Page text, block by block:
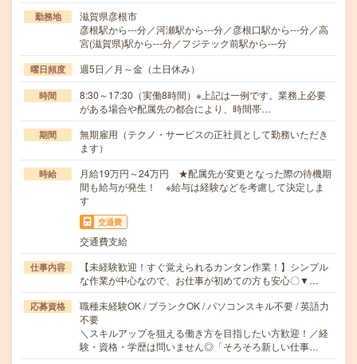
勤務地
滋賀県彦根市
彦根駅から---分／河瀬駅から---分／彦根口駅から---分／高
宮(滋賀県)駅から---分／フジテック前駅から---分
曜日頻度 週5日／月～金（土日休み）
時間
8:30～17:30（実働8時間）※上記は一例です。業務上必要
がある場合や配属先の都合により、時間帯…
期間
無期雇用（テクノ・サービスの正社員として勤務いただき
ます）
時給
月給19万円～24万円 ★配属先が変更となった際の待機期
間も給与が発生！ ※給与は経験などを考慮して決定しま
す
交通費
交通費支給
仕事内容
【未経験歓迎！すぐ覚えられるカンタン作業！】シンプル
な作業が中心なので、お仕事が初めての方も安心〇▼…
応募資格
職種未経験OK / ブランクOK / パソコンスキル不要 / 英語力
不要
＼スキルアップを狙える働き方を目指したい方歓迎！／経
験・資格・学歴は問いません◎「そろそろ新しい仕事…